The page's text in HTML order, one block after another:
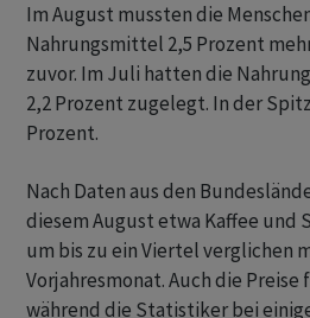
Im August mussten die
Nahrungsmittel 2,5 Prozent
zuvor. Im Juli hatten die
2,2 Prozent zugelegt. In der
Prozent.
Nach Daten aus den
diesem August etwa Kaffee und
um bis zu ein Viertel verglichen
Vorjahresmonat. Auch die Preise
während die Statistiker bei